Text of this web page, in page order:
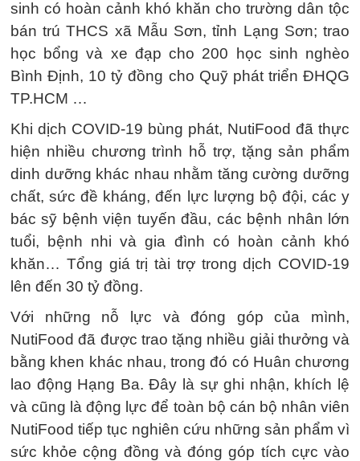
sinh có hoàn cảnh khó khăn cho trường dân tộc
bán trú THCS xã Mẫu Sơn, tỉnh Lạng Sơn; trao
học bổng và xe đạp cho 200 học sinh nghèo
Bình Định, 10 tỷ đồng cho Quỹ phát triển ĐHQG
TP.HCM …
Khi dịch COVID-19 bùng phát, NutiFood đã thực
hiện nhiều chương trình hỗ trợ, tặng sản phẩm
dinh dưỡng khác nhau nhằm tăng cường dưỡng
chất, sức đề kháng, đến lực lượng bộ đội, các y
bác sỹ bệnh viện tuyến đầu, các bệnh nhân lớn
tuổi, bệnh nhi và gia đình có hoàn cảnh khó
khăn… Tổng giá trị tài trợ trong dịch COVID-19
lên đến 30 tỷ đồng.
Với những nỗ lực và đóng góp của mình,
NutiFood đã được trao tặng nhiều giải thưởng và
bằng khen khác nhau, trong đó có Huân chương
lao động Hạng Ba. Đây là sự ghi nhận, khích lệ
và cũng là động lực để toàn bộ cán bộ nhân viên
NutiFood tiếp tục nghiên cứu những sản phẩm vì
sức khỏe cộng đồng và đóng góp tích cực vào